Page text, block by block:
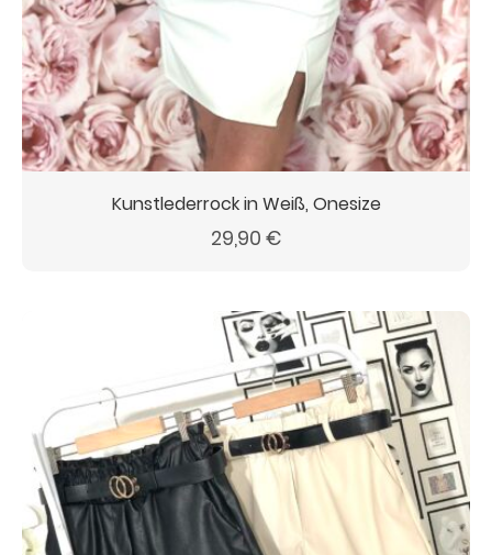
Kunstlederrock in Weiß, Onesize
29,90 €